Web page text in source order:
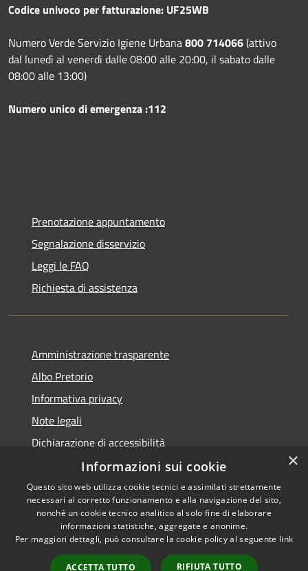
Codice univoco per fatturazione: UF25WB
Numero Verde Servizio Igiene Urbana800 714066(attivo
dal lunedì al venerdì dalle 08:00 alle 20:00, il sabato dalle
08:00 alle 13:00)
Numero unico di emergenza :112
Prenotazione appuntamento
Segnalazione disservizio
Leggi le FAQ
Richiesta di assistenza
Amministrazione trasparente
Albo Pretorio
Informativa privacy
Note legali
Dichiarazione di accessibilità
Accessibilità
Privacy
Copyright © 2026 • Comune di
Spinadesco • Powered by
Municipium•Accesso
redazione
×
Informazioni sui cookie
Questo sito web utilizza cookie tecnici e assimilati strettamente
necessari al corretto funzionamento e alla navigazione del sito,
nonché un cookie tecnico analitico al solo fine di elaborare
informazioni statistiche, aggregate e anonime.
Per maggiori dettagli, può consultare la cookie policy al seguente link
ACCETTA TUTTO RIFIUTA TUTTO